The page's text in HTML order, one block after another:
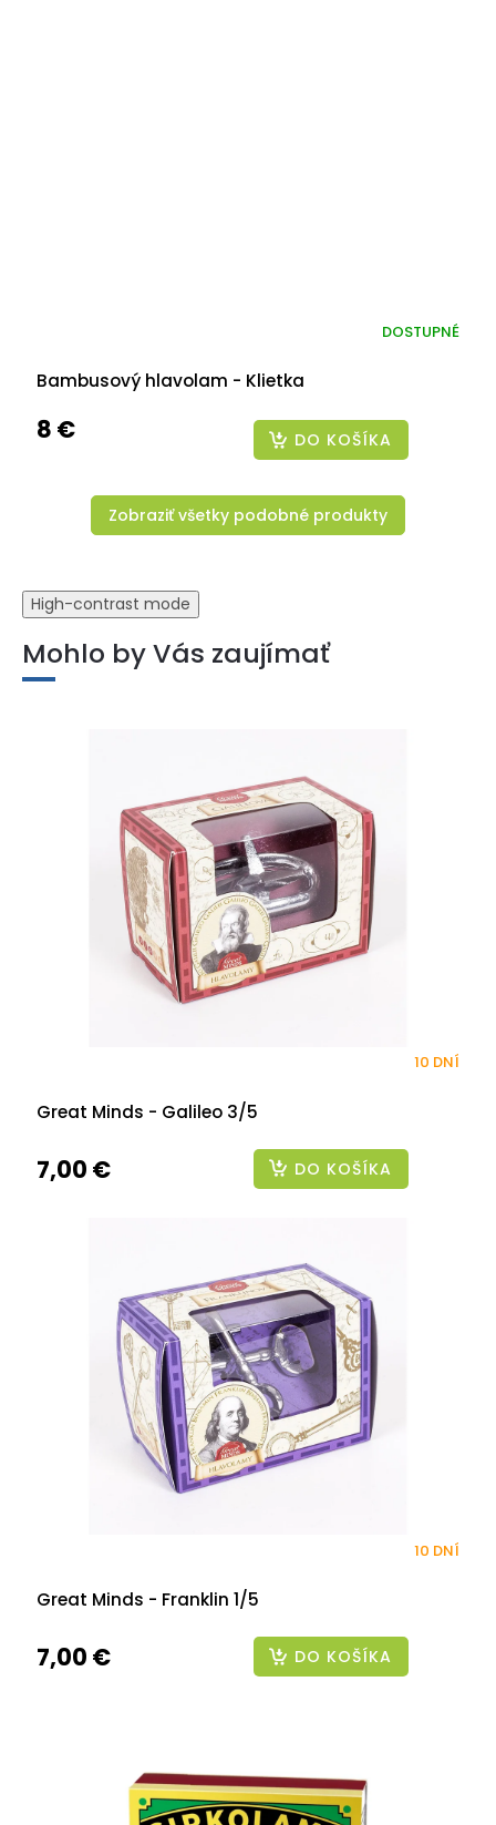
Bambusový hlavolam - Klietka
DOSTUPNÉ
8 € DO KOŠÍKA
Zobraziť všetky podobné produkty
High-contrast mode
Mohlo by Vás zaujímať
Great Minds - Galileo 3/5
10 DNÍ
7,00 € DO KOŠÍKA
Great Minds - Franklin 1/5
10 DNÍ
7,00 € DO KOŠÍKA